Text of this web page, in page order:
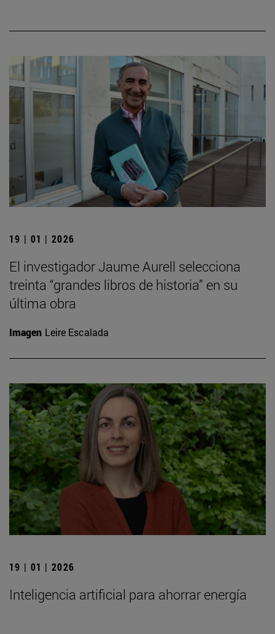
19 | 01 | 2026
El investigador Jaume Aurell selecciona
treinta “grandes libros de historia” en su
última obra
Imagen Leire Escalada
19 | 01 | 2026
Inteligencia artificial para ahorrar energía